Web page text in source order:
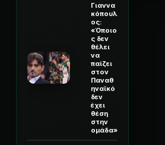
Γιαννα
κόπουλ
ος:
«Όποιο
ς δεν
θέλει
να
παίζει
στον
Παναθ
ηναϊκό
δεν
έχει
θέση
στην
ομάδα»